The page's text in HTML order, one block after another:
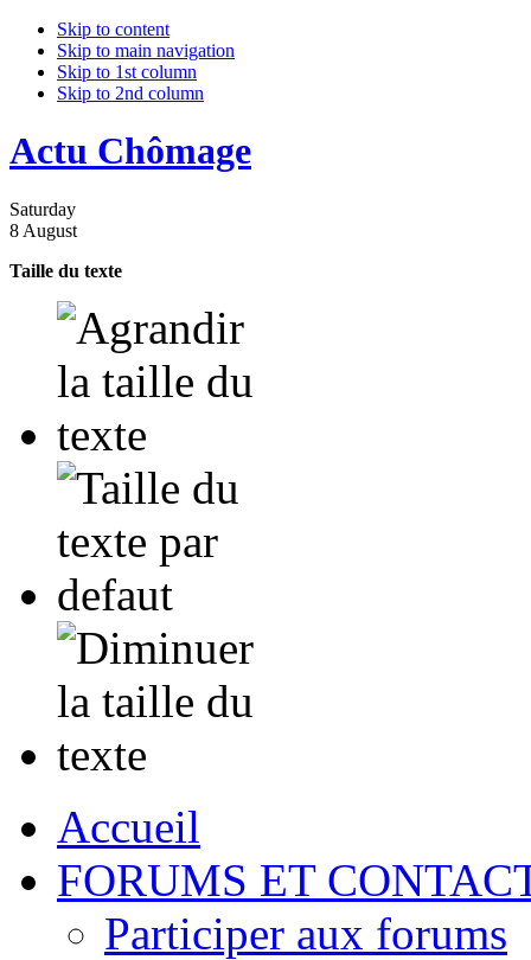
Skip to content
Skip to main navigation
Skip to 1st column
Skip to 2nd column
Actu Chômage
Saturday
8 August
Taille du texte
Accueil
FORUMS ET
Participer aux forums